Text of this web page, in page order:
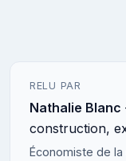
RELU PAR
Nathalie Blanc
construction,
Économiste de